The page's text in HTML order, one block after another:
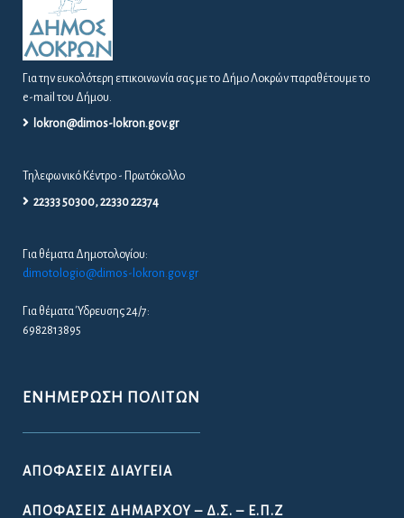
Για την ευκολότερη επικοινωνία σας με το Δήμο Λοκρών παραθέτουμε το
e-mail του Δήμου.
lokron@dimos-lokron.gov.gr
Τηλεφωνικό Κέντρο - Πρωτόκολλο
22333 50300, 22330 22374
Για θέματα Δημοτολογίου:
dimotologio@dimos-lokron.gov.gr
Για θέματα Ύδρευσης 24/7:
6982813895
ΕΝΗΜΈΡΩΣΗ ΠΟΛΙΤΏΝ
ΑΠΟΦΆΣΕΙΣ ΔΙΑΎΓΕΙΑ
ΑΠΟΦΆΣΕΙΣ ΔΗΜΆΡΧΟΥ – Δ.Σ. – Ε.Π.Ζ